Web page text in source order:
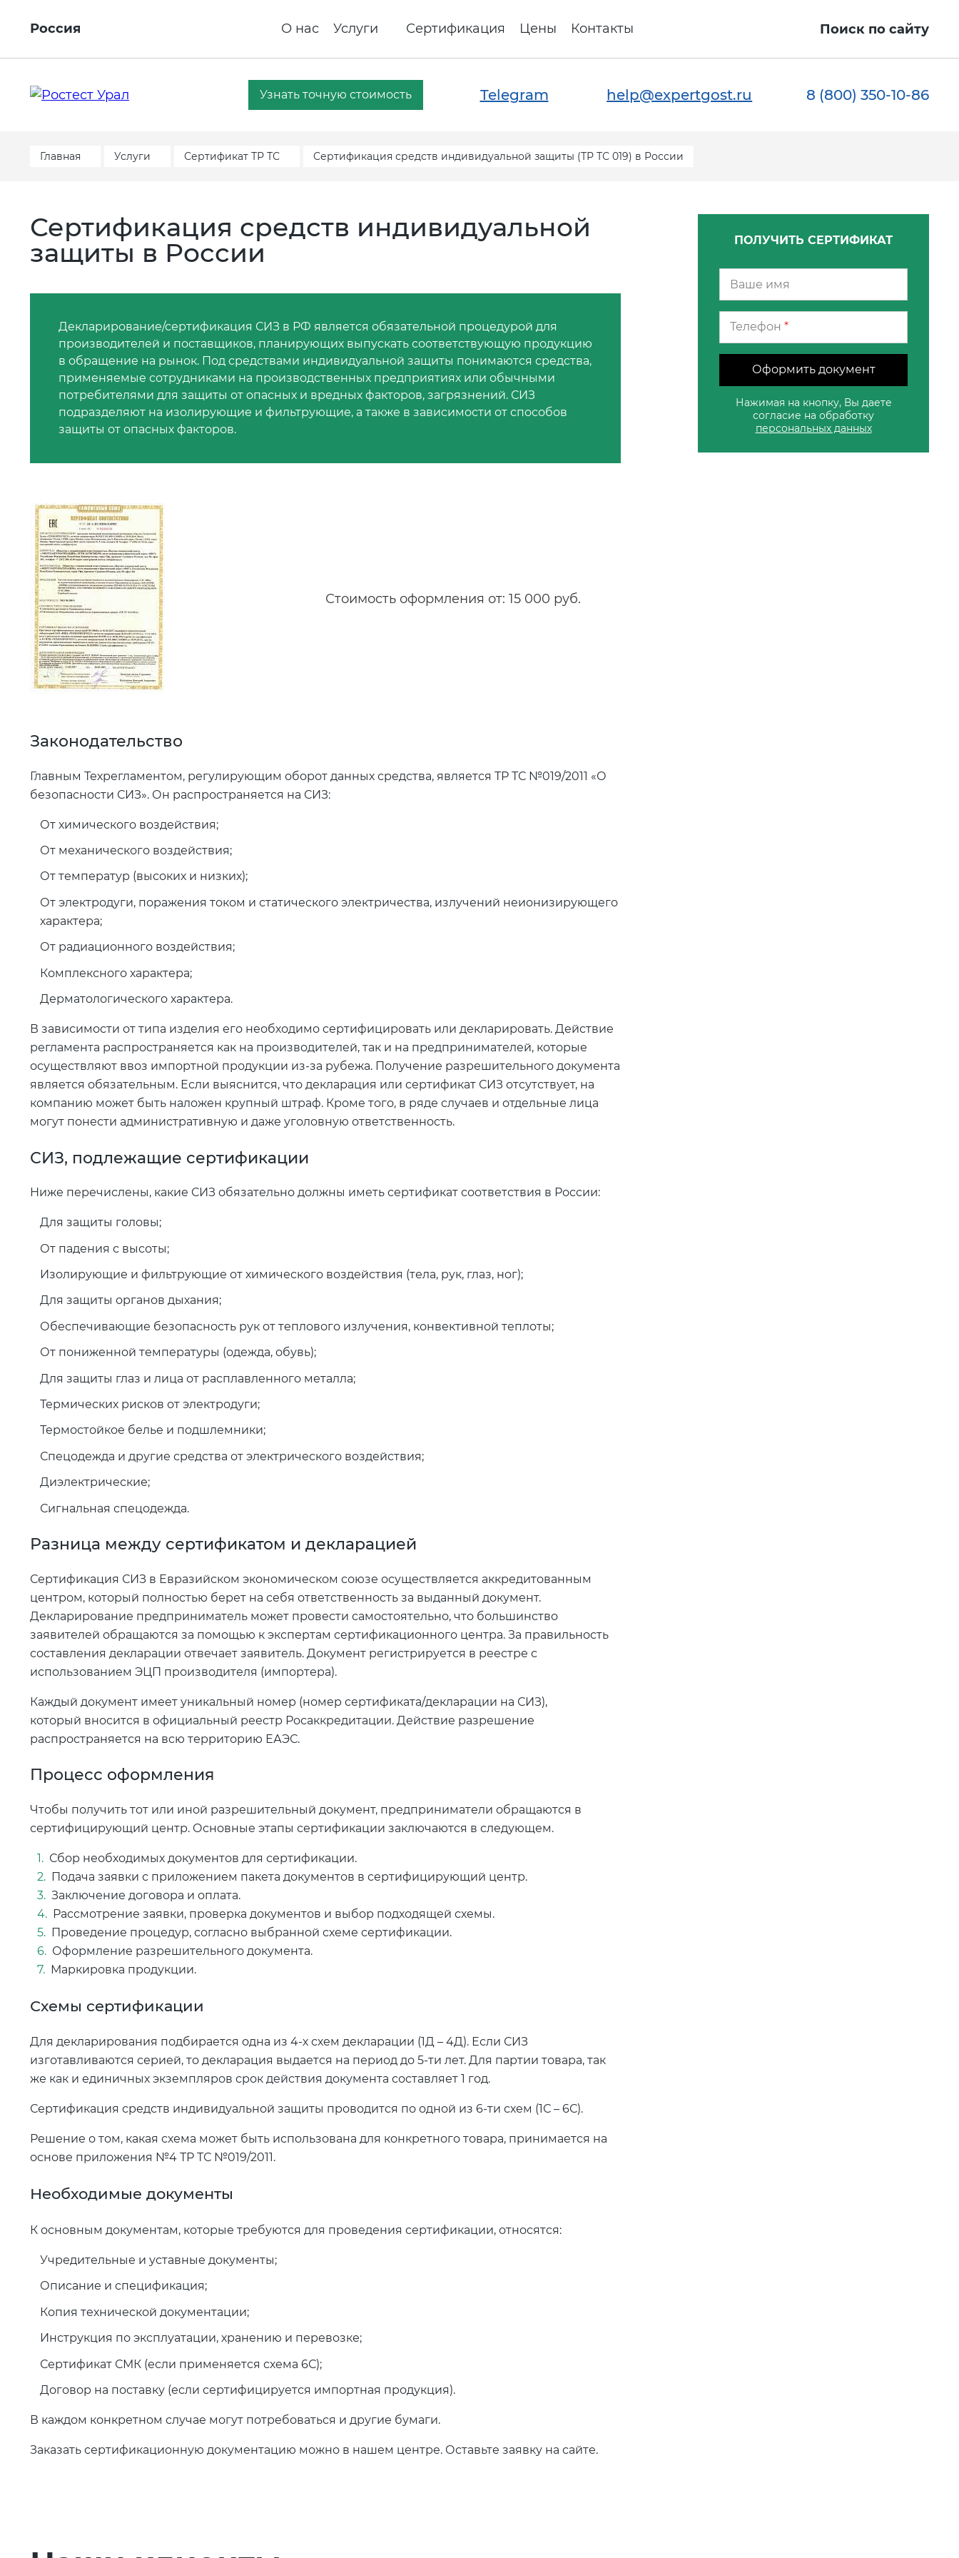
Россия О нас Услуги Сертификация Цены Контакты Поиск по сайту
Узнать точную стоимость Telegram help@expertgost.ru 8 (800) 350-10-86
Главная Услуги Сертификат ТР ТС Сертификация средств индивидуальной защиты (ТР ТС 019) в России
Сертификация средств индивидуальной
защиты в России
Декларирование/сертификация СИЗ в РФ является обязательной процедурой для
производителей и поставщиков, планирующих выпускать соответствующую продукцию
в обращение на рынок. Под средствами индивидуальной защиты понимаются средства,
применяемые сотрудниками на производственных предприятиях или обычными
потребителями для защиты от опасных и вредных факторов, загрязнений. СИЗ
подразделяют на изолирующие и фильтрующие, а также в зависимости от способов
защиты от опасных факторов.
Стоимость оформления от: 15 000 руб.
Законодательство
Главным Техрегламентом, регулирующим оборот данных средства, является ТР ТС №019/2011 «О
безопасности СИЗ». Он распространяется на СИЗ:
От химического воздействия;
От механического воздействия;
От температур (высоких и низких);
От электродуги, поражения током и статического электричества, излучений неионизирующего
характера;
От радиационного воздействия;
Комплексного характера;
Дерматологического характера.
В зависимости от типа изделия его необходимо сертифицировать или декларировать. Действие
регламента распространяется как на производителей, так и на предпринимателей, которые
осуществляют ввоз импортной продукции из-за рубежа. Получение разрешительного документа
является обязательным. Если выяснится, что декларация или сертификат СИЗ отсутствует, на
компанию может быть наложен крупный штраф. Кроме того, в ряде случаев и отдельные лица
могут понести административную и даже уголовную ответственность.
СИЗ, подлежащие сертификации
Ниже перечислены, какие СИЗ обязательно должны иметь сертификат соответствия в России:
Для защиты головы;
От падения с высоты;
Изолирующие и фильтрующие от химического воздействия (тела, рук, глаз, ног);
Для защиты органов дыхания;
Обеспечивающие безопасность рук от теплового излучения, конвективной теплоты;
От пониженной температуры (одежда, обувь);
Для защиты глаз и лица от расплавленного металла;
Термических рисков от электродуги;
Термостойкое белье и подшлемники;
Спецодежда и другие средства от электрического воздействия;
Диэлектрические;
Сигнальная спецодежда.
Разница между сертификатом и декларацией
Сертификация СИЗ в Евразийском экономическом союзе осуществляется аккредитованным
центром, который полностью берет на себя ответственность за выданный документ.
Декларирование предприниматель может провести самостоятельно, что большинство
заявителей обращаются за помощью к экспертам сертификационного центра. За правильность
составления декларации отвечает заявитель. Документ регистрируется в реестре с
использованием ЭЦП производителя (импортера).
Каждый документ имеет уникальный номер (номер сертификата/декларации на СИЗ),
который вносится в официальный реестр Росаккредитации. Действие разрешение
распространяется на всю территорию ЕАЭС.
Процесс оформления
Чтобы получить тот или иной разрешительный документ, предприниматели обращаются в
сертифицирующий центр. Основные этапы сертификации заключаются в следующем.
Сбор необходимых документов для сертификации.
Подача заявки с приложением пакета документов в сертифицирующий центр.
Заключение договора и оплата.
Рассмотрение заявки, проверка документов и выбор подходящей схемы.
Проведение процедур, согласно выбранной схеме сертификации.
Оформление разрешительного документа.
Маркировка продукции.
Схемы сертификации
Для декларирования подбирается одна из 4-х схем декларации (1Д – 4Д). Если СИЗ
изготавливаются серией, то декларация выдается на период до 5-ти лет. Для партии товара, так
же как и единичных экземпляров срок действия документа составляет 1 год.
Сертификация средств индивидуальной защиты проводится по одной из 6-ти схем (1С – 6С).
Решение о том, какая схема может быть использована для конкретного товара, принимается на
основе приложения №4 ТР ТС №019/2011.
Необходимые документы
К основным документам, которые требуются для проведения сертификации, относятся:
Учредительные и уставные документы;
Описание и спецификация;
Копия технической документации;
Инструкция по эксплуатации, хранению и перевозке;
Сертификат СМК (если применяется схема 6С);
Договор на поставку (если сертифицируется импортная продукция).
В каждом конкретном случае могут потребоваться и другие бумаги.
Заказать сертификационную документацию можно в нашем центре. Оставьте заявку на сайте.
ПОЛУЧИТЬ СЕРТИФИКАТ
Телефон *
Оформить документ
Нажимая на кнопку, Вы даете
согласие на обработку
персональных данных